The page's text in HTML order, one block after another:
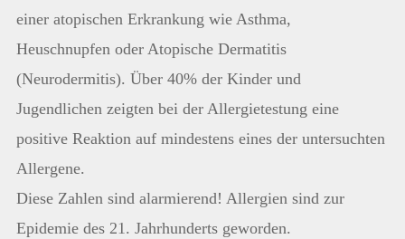
einer atopischen Erkrankung wie Asthma,
Heuschnupfen oder Atopische Dermatitis
(Neurodermitis). Über 40% der Kinder und
Jugendlichen zeigten bei der Allergietestung eine
positive Reaktion auf mindestens eines der untersuchten
Allergene.
Diese Zahlen sind alarmierend! Allergien sind zur
Epidemie des 21. Jahrhunderts geworden.